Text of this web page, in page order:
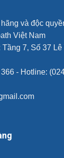
và độc
Việt Nam
7, Số 37
- Hotline: